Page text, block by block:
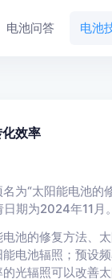
电池问答 电池
效率
为“太阳能电池的
期为2024年11月。
池的修复方法、
电池辐照；预设
光辐照可以改善太